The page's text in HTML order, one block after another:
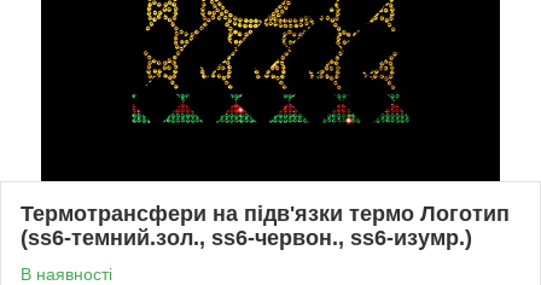
Термотрансфери на підв'язки термо Логотип
(ss6-темний.зол., ss6-червон., ss6-изумр.)
В наявності